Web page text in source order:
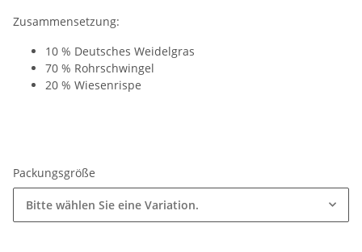
Zusammensetzung:
10 % Deutsches Weidelgras
70 % Rohrschwingel
20 % Wiesenrispe
Packungsgröße
Bitte wählen Sie eine Variation.